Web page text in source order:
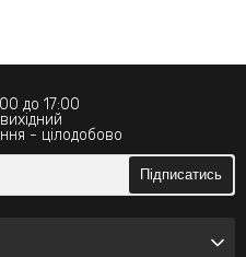
до 17:00
- цілодобово
Підписатись